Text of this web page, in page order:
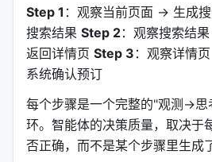
Step 1 ：观察当前页面 → 生成
搜索结果 Step 2：观察搜索结
返回详情页 Step 3 ：观察详情
系统确认预订
每个步骤是一个完整的"观测→
环。智能体的决策质量，取决于
否正确，而不是某个步骤里生成